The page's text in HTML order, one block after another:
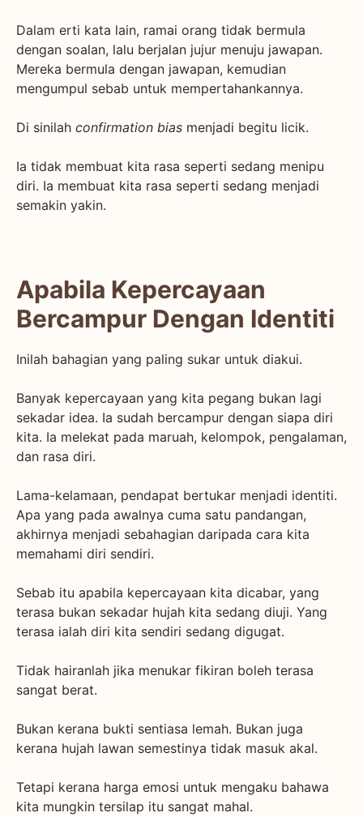
Dalam erti kata lain, ramai orang tidak bermula
dengan soalan, lalu berjalan jujur menuju jawapan.
Mereka bermula dengan jawapan, kemudian
mengumpul sebab untuk mempertahankannya.
Di sinilah confirmation bias menjadi begitu licik.
Ia tidak membuat kita rasa seperti sedang menipu
diri. Ia membuat kita rasa seperti sedang menjadi
semakin yakin.
Apabila Kepercayaan
Bercampur Dengan Identiti
Inilah bahagian yang paling sukar untuk diakui.
Banyak kepercayaan yang kita pegang bukan lagi
sekadar idea. Ia sudah bercampur dengan siapa diri
kita. Ia melekat pada maruah, kelompok, pengalaman,
dan rasa diri.
Lama-kelamaan, pendapat bertukar menjadi identiti.
Apa yang pada awalnya cuma satu pandangan,
akhirnya menjadi sebahagian daripada cara kita
memahami diri sendiri.
Sebab itu apabila kepercayaan kita dicabar, yang
terasa bukan sekadar hujah kita sedang diuji. Yang
terasa ialah diri kita sendiri sedang digugat.
Tidak hairanlah jika menukar fikiran boleh terasa
sangat berat.
Bukan kerana bukti sentiasa lemah. Bukan juga
kerana hujah lawan semestinya tidak masuk akal.
Tetapi kerana harga emosi untuk mengaku bahawa
kita mungkin tersilap itu sangat mahal.